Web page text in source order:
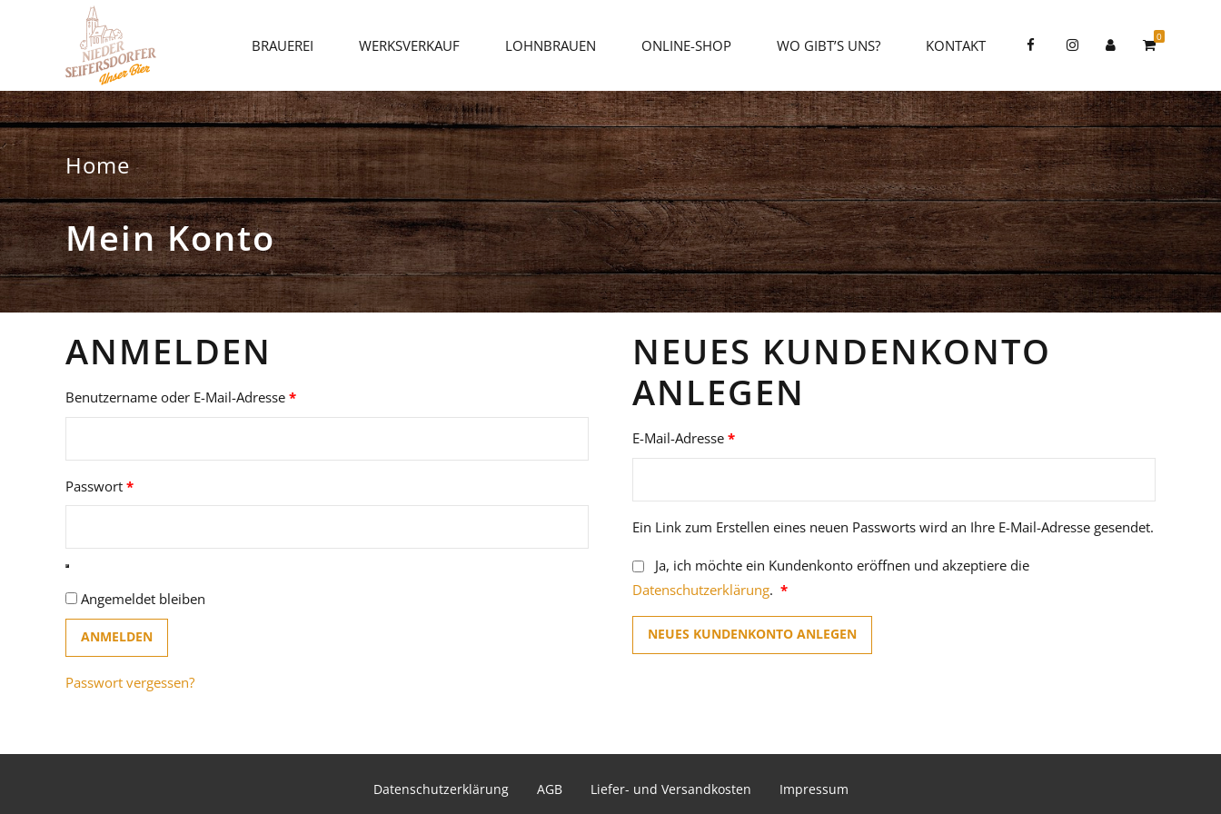
0
BRAUEREI WERKSVERKAUF LOHNBRAUEN ONLINE-SHOP WO GIBT’S UNS? KONTAKT
Home
Mein Konto
ANMELDEN
Benutzername oder E-Mail-Adresse *Erforderlich
Passwort *Erforderlich
Angemeldet bleiben
ANMELDEN
Passwort vergessen?
NEUES KUNDENKONTO
ANLEGEN
E-Mail-Adresse *Erforderlich
Ein Link zum Erstellen eines neuen Passworts wird an Ihre E-Mail-Adresse gesendet.
Ja, ich möchte ein Kundenkonto eröffnen und akzeptiere die
Datenschutzerklärung. *Erforderlich
NEUES KUNDENKONTO ANLEGEN
Datenschutzerklärung AGB Liefer- und Versandkosten Impressum